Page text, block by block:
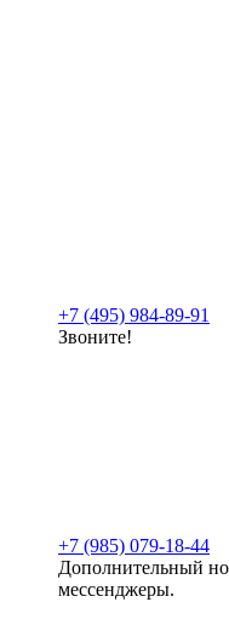
+7 (495) 984-89-91
Звоните!
+7 (985) 079-18-44
Дополнительный
мессенджеры.